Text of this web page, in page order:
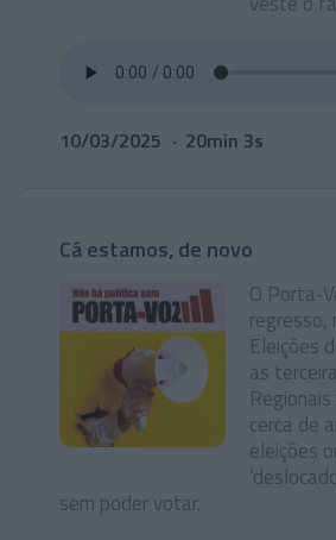
10/03/2025 20min 3s
Cá estamos, de novo
O Porta-
regresso,
Eleições
as
cerca de
eleições
sem poder votar.